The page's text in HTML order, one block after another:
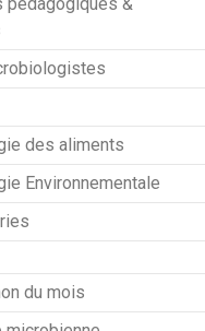
des aliments
Environnementale
du mois